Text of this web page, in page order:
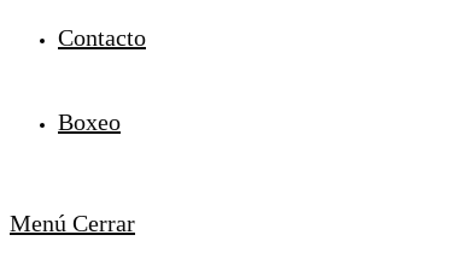
Contacto
Boxeo
Menú Cerrar